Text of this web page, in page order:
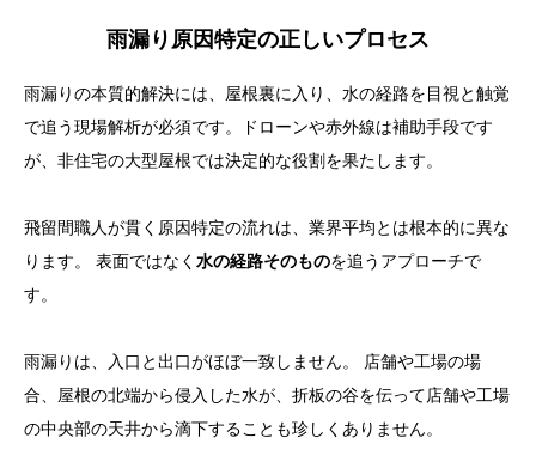
雨漏り原因特定の正しいプロセス
雨漏りの本質的解決には、屋根裏に入り、水の経路を目視と触覚
で追う現場解析が必須です。ドローンや赤外線は補助手段です
が、非住宅の大型屋根では決定的な役割を果たします。
飛留間職人が貫く原因特定の流れは、業界平均とは根本的に異な
ります。 表面ではなく 水の経路そのものを追うアプローチで
す。
雨漏りは、入口と出口がほぼ一致しません。 店舗や工場の場
合、屋根の北端から侵入した水が、折板の谷を伝って店舗や工場
の中央部の天井から滴下することも珍しくありません。